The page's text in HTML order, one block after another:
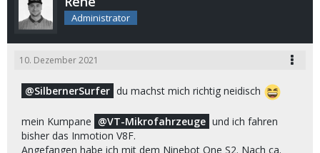
Administrator
10. Dezember 2021
SilbernerSurfer du machst mich richtig neidisch
mein Kumpane VT-Mikrofahrzeuge und ich fahren
bisher das Inmotion V8F.
Angefangen habe ich mit dem Ninebot One S2. Nach ca.